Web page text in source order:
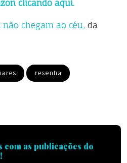
clicando aqui.
não chegam ao céu, da
resenha
com as publicações do